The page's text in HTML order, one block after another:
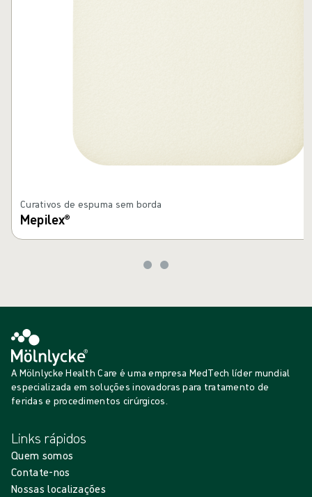
Curativos de espuma sem borda
Mepilex®
A Mölnlycke Health Care é uma empresa MedTech líder mundial
especializada em soluções inovadoras para tratamento de
feridas e procedimentos cirúrgicos.
Links rápidos
Quem somos
Contate-nos
Nossas localizações